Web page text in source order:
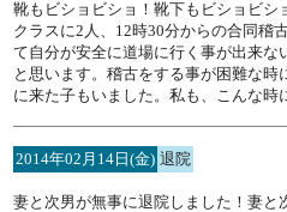
靴もビショビショ！靴下もビショビ
クラスに2人、12時30分からの合同稽
て自分が安全に道場に行く事が出来
と思います。稽古をする事が困難な
に来た子もいました。私も、こんな時
2014年02月14日(金) 退院
妻と次男が無事に退院しました！妻